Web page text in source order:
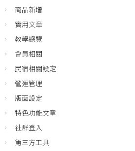
商品新增
實用文章
教學總覽
會員相關
民宿相關設定
營運管理
版面設定
特色功能文章
社群登入
第三方工具